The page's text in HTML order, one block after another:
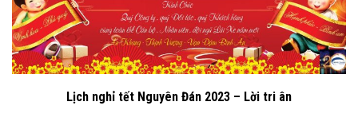
Lịch nghỉ tết Nguyên Đán 2023 – Lời tri ân